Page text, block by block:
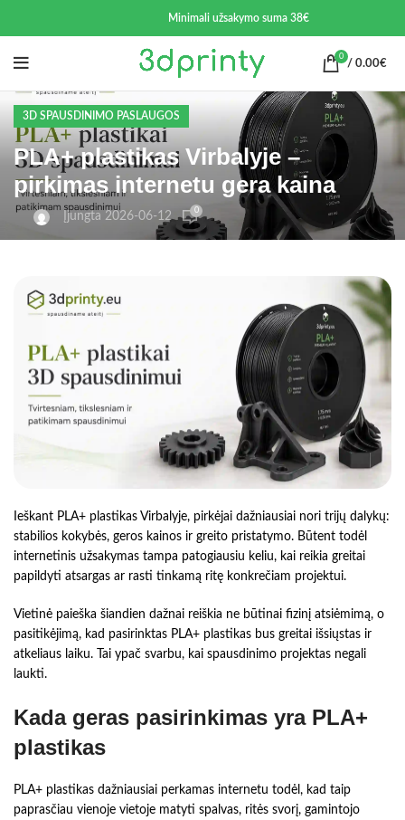
Minimali užsakymo suma 38€
0
/ 0.00€
3D SPAUSDINIMO PASLAUGOS
PLA+ plastikas Virbalyje –
pirkimas internetu gera kaina
Įjungta 2026-06-12 0
Ieškant PLA+ plastikas Virbalyje, pirkėjai dažniausiai nori trijų dalykų:
stabilios kokybės, geros kainos ir greito pristatymo. Būtent todėl
internetinis užsakymas tampa patogiausiu keliu, kai reikia greitai
papildyti atsargas ar rasti tinkamą ritę konkrečiam projektui.
Vietinė paieška šiandien dažnai reiškia ne būtinai fizinį atsiėmimą, o
pasitikėjimą, kad pasirinktas PLA+ plastikas bus greitai išsiųstas ir
atkeliaus laiku. Tai ypač svarbu, kai spausdinimo projektas negali
laukti.
Kada geras pasirinkimas yra PLA+
plastikas
PLA+ plastikas dažniausiai perkamas internetu todėl, kad taip
paprasčiau vienoje vietoje matyti spalvas, ritės svorį, gamintojo